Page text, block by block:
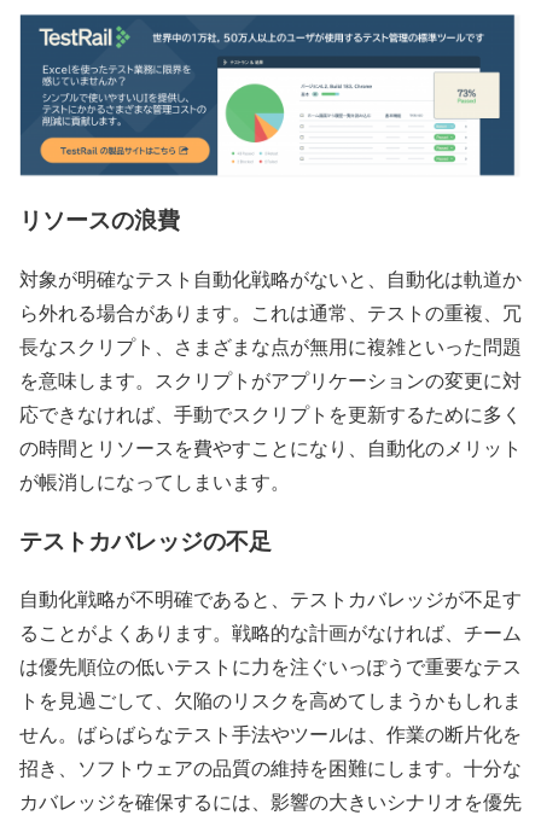
リソースの浪費
対象が明確なテスト自動化戦略がないと、自動化は軌道か
ら外れる場合があります。これは通常、テストの重複、冗
長なスクリプト、さまざまな点が無用に複雑といった問題
を意味します。スクリプトがアプリケーションの変更に対
応できなければ、手動でスクリプトを更新するために多く
の時間とリソースを費やすことになり、自動化のメリット
が帳消しになってしまいます。
テストカバレッジの不足
自動化戦略が不明確であると、テストカバレッジが不足す
ることがよくあります。戦略的な計画がなければ、チーム
は優先順位の低いテストに力を注ぐいっぽうで重要なテス
トを見過ごして、欠陥のリスクを高めてしまうかもしれま
せん。ばらばらなテスト手法やツールは、作業の断片化を
招き、ソフトウェアの品質の維持を困難にします。十分な
カバレッジを確保するには、影響の大きいシナリオを優先